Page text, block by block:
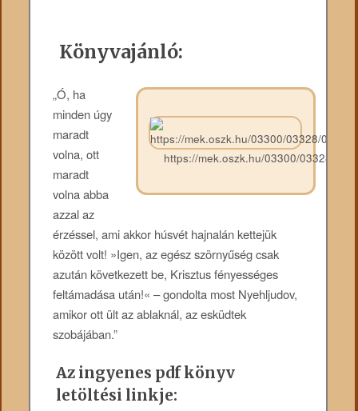
Könyvajánló:
https://mek.oszk.hu/03300/03328/
„Ó, ha
minden úgy
maradt
volna, ott
maradt
volna abba
azzal az
érzéssel, ami akkor húsvét hajnalán kettejük
között volt! »Igen, az egész szörnyűség csak
azután következett be, Krisztus fényességes
feltámadása után!« – gondolta most Nyehljudov,
amikor ott ült az ablaknál, az esküdtek
szobájában.”
Az ingyenes pdf könyv
letöltési linkje: